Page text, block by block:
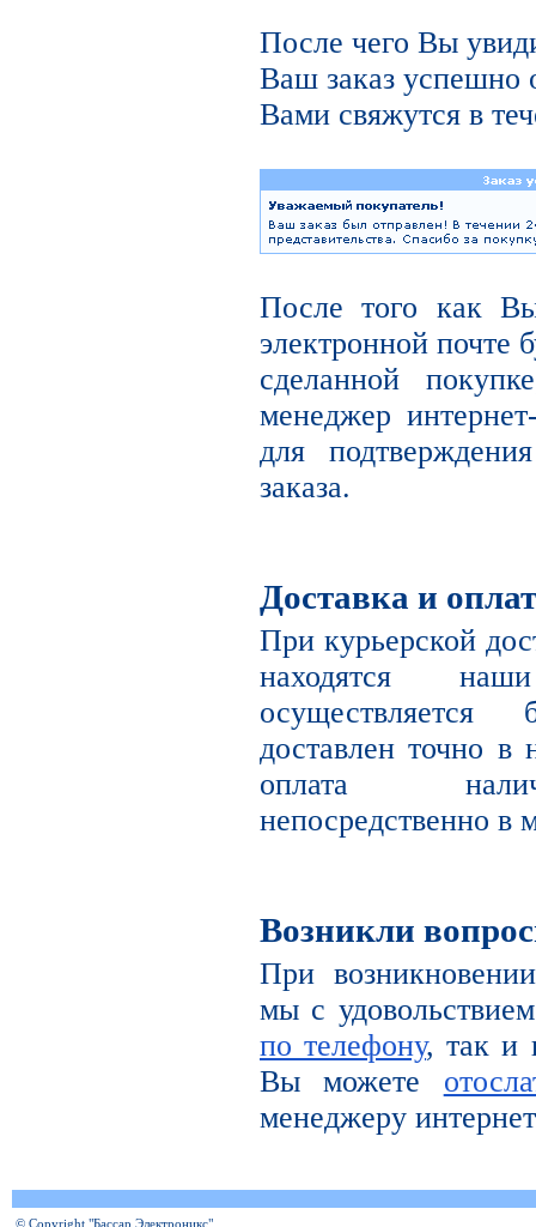
После чего Вы
Ваш заказ успешно
Вами свяжутся в
После того как
электронной почте
сделанной
менеджер
для
заказа.
Доставка и
При курьерской
находятся
осуществляется
доставлен точно в
оплата
непосредственно в
Возникли
При
мы с
по телефону, так и
Вы можете
менеджеру
© Copyright "Бассар Электроникс"